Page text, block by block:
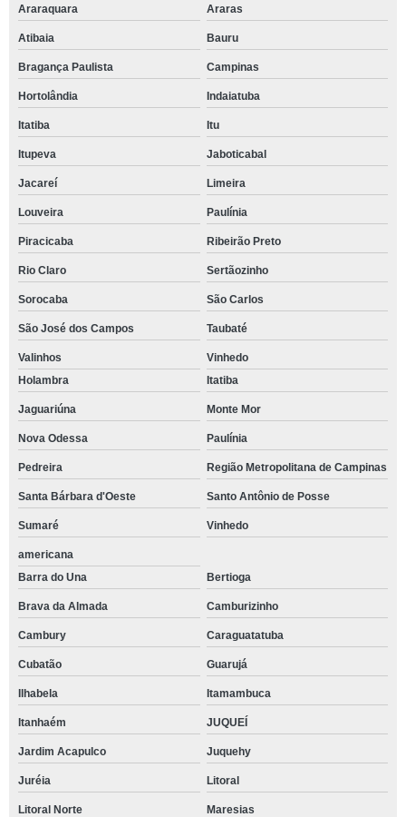
Araraquara Araras
Atibaia Bauru
Bragança Paulista Campinas
Hortolândia Indaiatuba
Itatiba Itu
Itupeva Jaboticabal
Jacareí Limeira
Louveira Paulínia
Piracicaba Ribeirão Preto
Rio Claro Sertãozinho
Sorocaba São Carlos
São José dos Campos Taubaté
Valinhos
Vinhedo
Holambra
Itatiba
Jaguariúna Monte Mor
Nova Odessa Paulínia
Pedreira Região Metropolitana de Campinas
Santa Bárbara d'Oeste Santo Antônio de Posse
Sumaré Vinhedo
americana
Barra do Una
Bertioga
Brava da Almada Camburizinho
Cambury Caraguatatuba
Cubatão Guarujá
Ilhabela Itamambuca
Itanhaém JUQUEÍ
Jardim Acapulco Juquehy
Juréia Litoral
Litoral Norte Maresias